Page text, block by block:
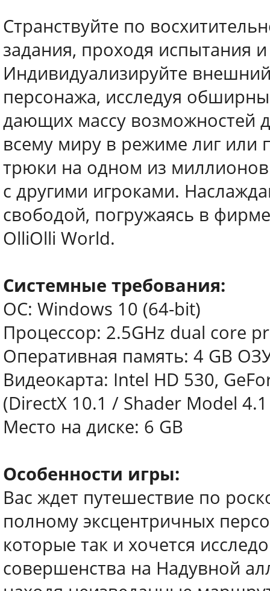
Странствуйте по
задания, проходя испытания
Индивидуализируйте
персонажа, исследуя
дающих массу возможностей
всему миру в режиме лиг или
трюки на одном из
с другими игроками.
свободой, погружаясь в
OlliOlli World.
Системные требования:
ОС: Windows 10 (64-bit)
Процессор: 2.5GHz dual core
Оперативная память: 4 GB
Видеокарта: Intel HD 530,
(DirectX 10.1 / Shader Model
Место на диске: 6 GB
Особенности игры:
Вас ждет путешествие по
полному эксцентричных
которые так и хочется
совершенства на Надувной